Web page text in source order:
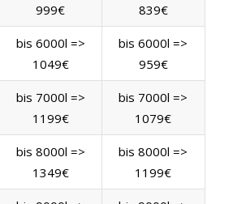
999€
839€
bis 6000l =>
1049€
bis 6000l =>
959€
bis 7000l =>
1199€
bis 7000l =>
1079€
bis 8000l =>
1349€
bis 8000l =>
1199€